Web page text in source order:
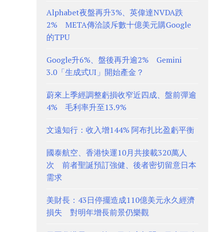
Alphabet夜盤再升3%、英偉達NVDA跌
2% META傳洽談斥數十億美元購Google
的TPU
Google升6%、盤後再升逾2% Gemini
3.0「生成式UI」開始產金？
蔚來上季經調整虧損收窄近四成、盤前彈逾
4% 毛利率升至13.9%
文遠知行：收入增144% 阿布扎比盈虧平衡
國泰航空、香港快運10月共接載320萬人
次 前者聖誕預訂強健、後者密切留意日本
需求
美財長：43日停擺造成110億美元永久經濟
損失 對明年增長前景仍樂觀